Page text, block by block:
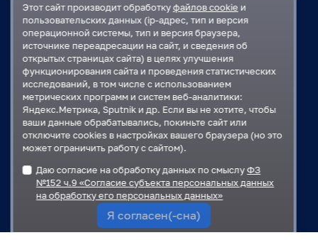
Заседания
Контакты
Регламент
План работ
Решения
Государственная Дума
Московская областная Дума
Администрация Одинцовского городского округа
Этот сайт производит обработкуфайлов cookie и
пользовательских данных (ip-адрес, тип и версия
операционной системы, тип и версия браузера,
источнике переадресации на сайт, и сведения об
открытых страницах сайта) в целях улучшения
функционирования сайта и проведения статистических
исследований, в том числе с использованием
метрических программ и систем веб-аналитики:
Яндекс.Метрика, Sputnik и др. Если вы не хотите, чтобы
ваши данные обрабатывались, покиньте сайт или
отключите cookies в настройках вашего браузера (но это
может ограничить работу с сайтом).
Даю согласие на обработку данных по смыслуФЗ
№152 ч.9 «Согласие субъекта персональных данных
на обработку его персональных данных»
Я согласен(-сна)